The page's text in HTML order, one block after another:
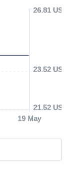
19 May
21.52 USD
23.52 USD
26.81 USD